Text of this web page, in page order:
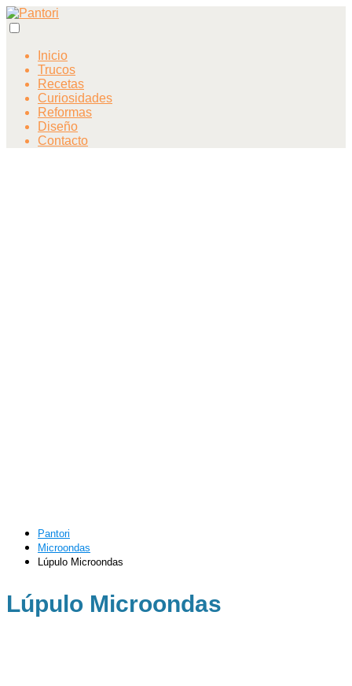
Inicio
Trucos
Recetas
Curiosidades
Reformas
Diseño
Contacto
Pantori
Microondas
Lúpulo Microondas
Lúpulo Microondas